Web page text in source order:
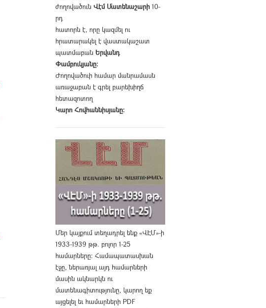
ժողովածուն Վէմ Մատենաշարի 10-
րդ
հատորն է, որը կազմել ու
հրատարակել է վաստակաշատ
պատմաբան Երվանդ
Փամբուկյանը։
Ժողովածուի համար մանրամասն
առաջաբան է գրել բարեխիղճ
հետազոտող
Կարո Հովհաննիսյանը։
Մեր կայքում տեղադրել ենք «ՎԷՄ»-ի
1933-1939 թթ. բոլոր 1-25
համարները։ Համապատասխան
էջը, ներառյալ այդ համարների
մասին ակնարկն ու
մատենագիտությունը, կարող եք
այցելել եւ համարների PDF